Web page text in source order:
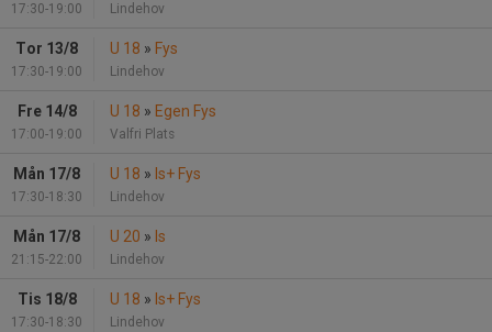
17:30-19:00 Lindehov
Tor 13/8
17:30-19:00
U 18 » Fys
Lindehov
Fre 14/8
17:00-19:00
U 18 » Egen Fys
Valfri Plats
Mån 17/8
17:30-18:30
U 18 » Is+ Fys
Lindehov
Mån 17/8
21:15-22:00
U 20 » Is
Lindehov
Tis 18/8
17:30-18:30
U 18 » Is+ Fys
Lindehov